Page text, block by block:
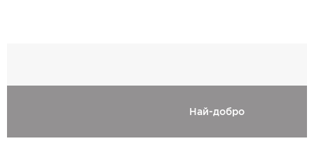
Най-добро